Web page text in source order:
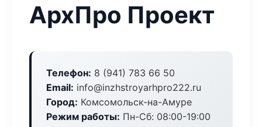
АрхПро Проект
Телефон: 8 (941) 783 66 50
Email: info@inzhstroyarhpro222.ru
Город: Комсомольск-на-Амуре
Режим работы: Пн-Сб: 08:00-19:00